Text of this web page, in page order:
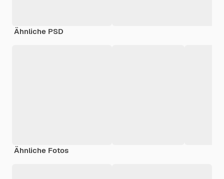
Ähnliche PSD
Ähnliche Fotos